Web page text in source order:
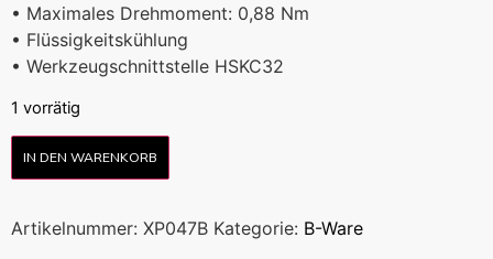
• Maximales Drehmoment: 0,88 Nm
• Flüssigkeitskühlung
• Werkzeugschnittstelle HSKC32
1 vorrätig
IN DEN WARENKORB
Artikelnummer: XP047B Kategorie: B-Ware